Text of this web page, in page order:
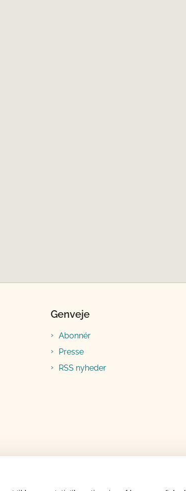
Genveje
Abonnér
Presse
RSS nyheder